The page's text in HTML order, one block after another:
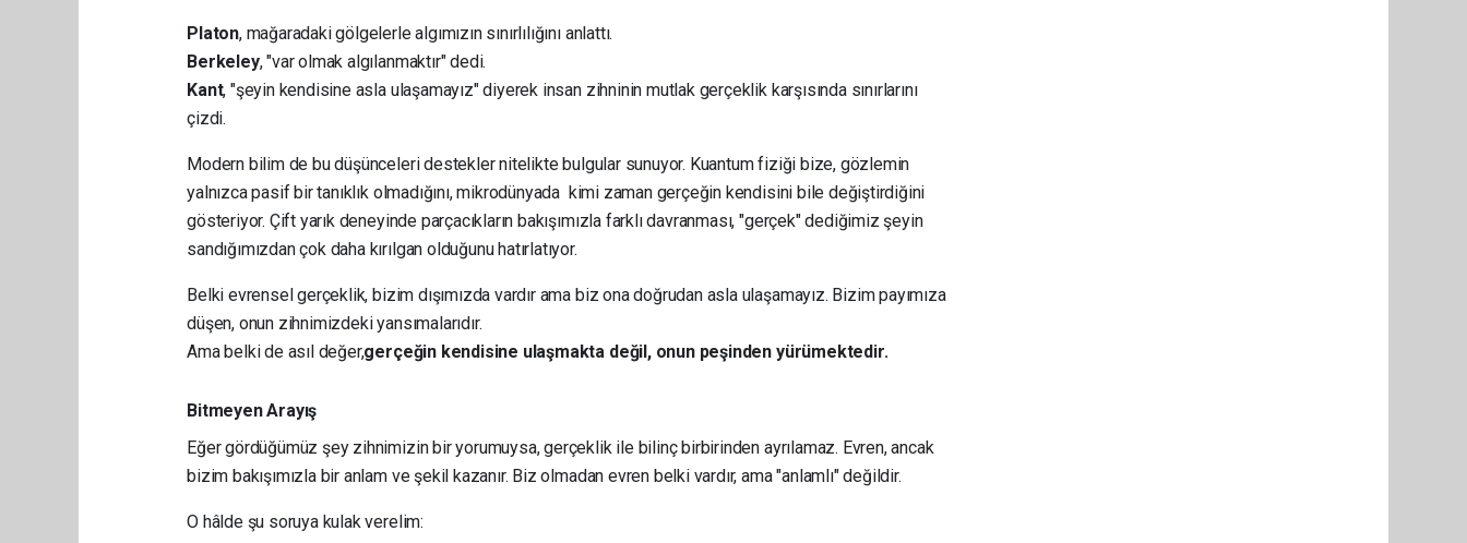
Platon, mağaradaki gölgelerle algımızın sınırlılığını anlattı.
Berkeley, "var olmak algılanmaktır" dedi.
Kant, "şeyin kendisine asla ulaşamayız" diyerek insan zihninin mutlak gerçeklik karşısında sınırlarını
çizdi.
Modern bilim de bu düşünceleri destekler nitelikte bulgular sunuyor. Kuantum fiziği bize, gözlemin
yalnızca pasif bir tanıklık olmadığını, mikrodünyada kimi zaman gerçeğin kendisini bile değiştirdiğini
gösteriyor. Çift yarık deneyinde parçacıkların bakışımızla farklı davranması, "gerçek" dediğimiz şeyin
sandığımızdan çok daha kırılgan olduğunu hatırlatıyor.
Belki evrensel gerçeklik, bizim dışımızda vardır ama biz ona doğrudan asla ulaşamayız. Bizim payımıza
düşen, onun zihnimizdeki yansımalarıdır.
Ama belki de asıl değer,gerçeğin kendisine ulaşmakta değil, onun peşinden yürümektedir.
Bitmeyen Arayış
Eğer gördüğümüz şey zihnimizin bir yorumuysa, gerçeklik ile bilinç birbirinden ayrılamaz. Evren, ancak
bizim bakışımızla bir anlam ve şekil kazanır. Biz olmadan evren belki vardır, ama "anlamlı" değildir.
O hâlde şu soruya kulak verelim: